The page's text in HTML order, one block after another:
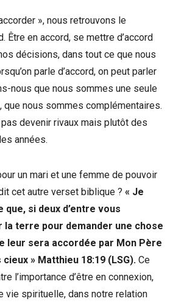
», nous retrouvons le
Être en accord, se mettre d’accord
décisions, dans tout ce que nous
parle d’accord, on peut parler
nous que nous sommes une seule
que nous sommes complémentaires.
devenir rivaux mais plutôt des
années.
un mari et une femme de pouvoir
cet autre verset biblique ? « Je
si deux d’entre vous
la terre pour demander une chose
leur sera accordée par Mon Père
» Matthieu 18:19 (LSG). Ce
l’importance d’être en connexion,
vie spirituelle, dans notre relation